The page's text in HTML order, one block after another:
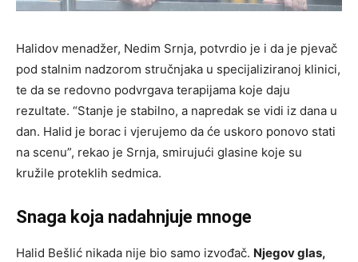
Halidov menadžer, Nedim Srnja, potvrdio je i da je pjevač
pod stalnim nadzorom stručnjaka u specijaliziranoj klinici,
te da se redovno podvrgava terapijama koje daju
rezultate. “Stanje je stabilno, a napredak se vidi iz dana u
dan. Halid je borac i vjerujemo da će uskoro ponovo stati
na scenu”, rekao je Srnja, smirujući glasine koje su
kružile proteklih sedmica.
Snaga koja nadahnjuje mnoge
Halid Bešlić nikada nije bio samo izvođač. Njegov glas,